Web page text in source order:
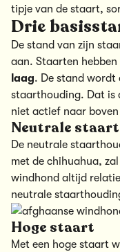
tipje van de staart,
Drie
De stand van zijn
aan. Staarten
laag. De stand wordt
staarthouding. Dat is
niet actief naar
Neutrale
De neutrale
met de chihuahua,
windhond altijd
neutrale
Hoge staart
Met een hoge staart